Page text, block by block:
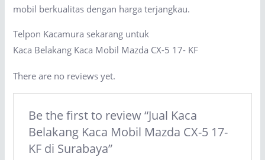
mobil berkualitas dengan harga terjangkau.
Telpon Kacamura sekarang untuk
Kaca Belakang Kaca Mobil Mazda CX-5 17- KF
There are no reviews yet.
Be the first to review “Jual Kaca
Belakang Kaca Mobil Mazda CX-5 17-
KF di Surabaya”